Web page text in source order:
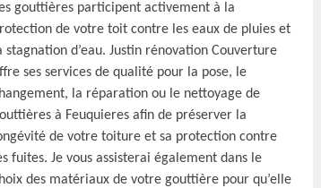
gouttières participent activement à la
de votre toit contre les eaux de pluies et
stagnation d’eau. Justin rénovation Couverture
ses services de qualité pour la pose, le
la réparation ou le nettoyage de
à Feuquieres afin de préserver la
de votre toiture et sa protection contre
fuites. Je vous assisterai également dans le
des matériaux de votre gouttière pour qu’elle